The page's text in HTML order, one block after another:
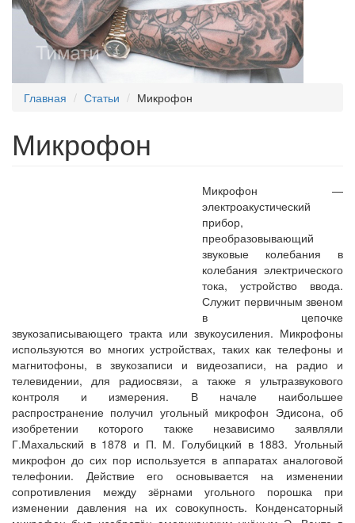
Главная Статьи Микрофон
Микрофон
Микрофон —
электроакустический
прибор,
преобразовывающий
звуковые колебания в
колебания электрического
тока, устройство ввода.
Служит первичным звеном
в цепочке
звукозаписывающего тракта или звукоусиления. Микрофоны
используются во многих устройствах, таких как телефоны и
магнитофоны, в звукозаписи и видеозаписи, на радио и
телевидении, для радиосвязи, а также я ультразвукового
контроля и измерения. В начале наибольшее
распространение получил угольный микрофон Эдисона, об
изобретении которого также независимо заявляли
Г.Махальский в 1878 и П. М. Голубицкий в 1883. Угольный
микрофон до сих пор используется в аппаратах аналоговой
телефонии. Действие его основывается на изменении
сопротивления между зёрнами угольного порошка при
изменении давления на их совокупность. Конденсаторный